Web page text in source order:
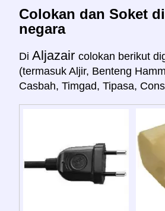
Colokan dan Soket
negara
Di Aljazair colokan berikut
(termasuk Aljir, Benteng
Casbah, Timgad, Tipasa,